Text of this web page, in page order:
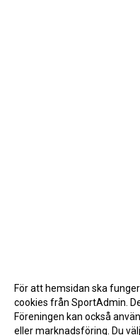
För att hemsidan ska
cookies från SportAdmin.
Föreningen kan också
eller marknadsföring. Du